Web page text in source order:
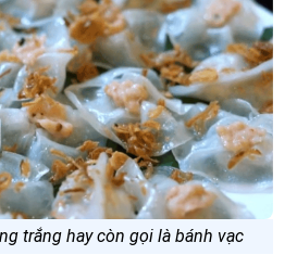
trắng hay còn gọi là bánh vạc